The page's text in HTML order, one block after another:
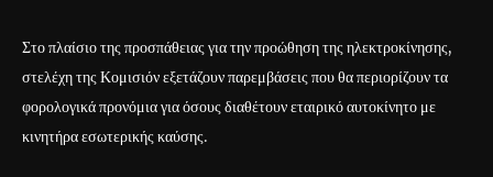
Στο πλαίσιο της προσπάθειας για την προώθηση της ηλεκτροκίνησης,
στελέχη της Κομισιόν εξετάζουν παρεμβάσεις που θα περιορίζουν τα
φορολογικά προνόμια για όσους διαθέτουν εταιρικό αυτοκίνητο με
κινητήρα εσωτερικής καύσης.